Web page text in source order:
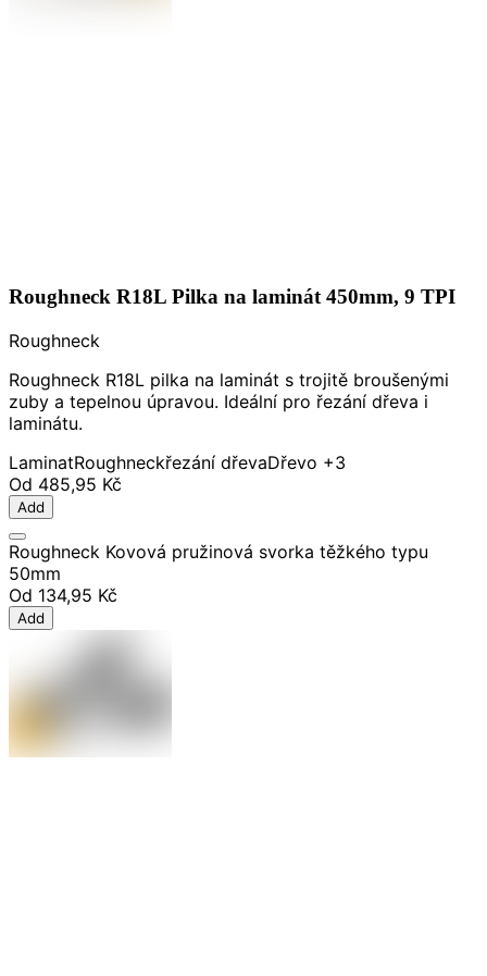
Roughneck R18L Pilka na laminát 450mm, 9 TPI
Roughneck
Roughneck R18L pilka na laminát s trojitě broušenými
zuby a tepelnou úpravou. Ideální pro řezání dřeva i
laminátu.
LaminatRoughneckřezání dřevaDřevo +3
Od 485,95 Kč
Add
Roughneck Kovová pružinová svorka těžkého typu
50mm
Od 134,95 Kč
Add